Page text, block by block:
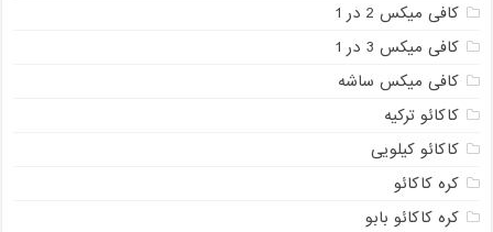
کافی میکس 2 در 1
کافی میکس 3 در 1
کافی میکس ساشه
کاکائو ترکیه
کاکائو کیلویی
کره کاکائو
کره کاکائو بابو